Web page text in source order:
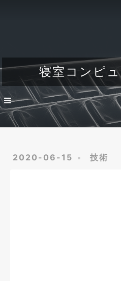
寝室コンピ
2020-06-15 技術
Dev
Engineer's life